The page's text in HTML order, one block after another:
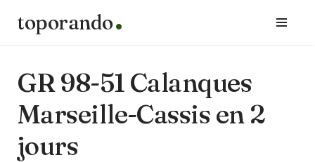
contenu
toporando
GR 98-51 Calanques
Marseille-Cassis en 2
jours